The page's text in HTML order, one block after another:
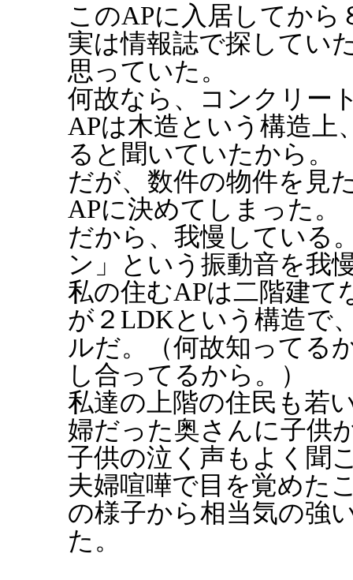
このAPに入居してから
実は情報誌で探してい
思っていた。
何故なら、コンクリー
APは木造という構造上
ると聞いていたから。
だが、数件の物件を見
APに決めてしまった。
だから、我慢している
ン」という振動音を我
私の住むAPは二階建て
が２LDKという構造で
ルだ。（何故知ってる
し合ってるから。）
私達の上階の住民も若
婦だった奥さんに子供
子供の泣く声もよく聞
夫婦喧嘩で目を覚めた
の様子から相当気の強
た。